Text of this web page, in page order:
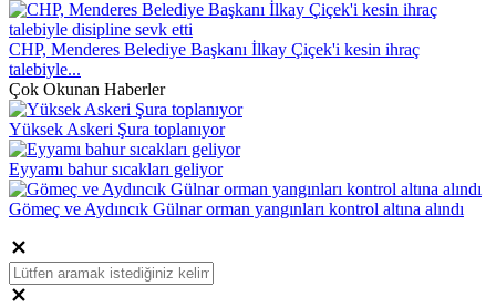
CHP, Menderes Belediye Başkanı İlkay Çiçek'i kesin ihraç
talebiyle...
Çok Okunan Haberler
Yüksek Askeri Şura toplanıyor
Eyyamı bahur sıcakları geliyor
Gömeç ve Aydıncık Gülnar orman yangınları kontrol altına alındı